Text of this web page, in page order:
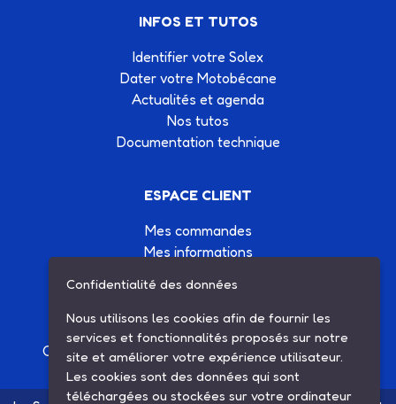
INFOS ET TUTOS
Identifier votre Solex
Dater votre Motobécane
Actualités et agenda
Nos tutos
Documentation technique
ESPACE CLIENT
Mes commandes
Mes informations
Conditions générales de vente
Contactez-nous
Création site Internet Factor’IT|Mentions légales
Confidentialité des données
Nous utilisons les cookies afin de fournir les
services et fonctionnalités proposés sur notre
site et améliorer votre expérience utilisateur.
Les cookies sont des données qui sont
téléchargées ou stockées sur votre ordinateur